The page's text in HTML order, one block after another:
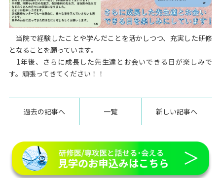
当院で経験したことや学んだことを活かしつつ、充実した研修
となることを願っています。
1年後、さらに成長した先生達とお会いできる日が楽しみで
す。頑張ってきてください！！
過去の記事へ 一覧 新しい記事へ